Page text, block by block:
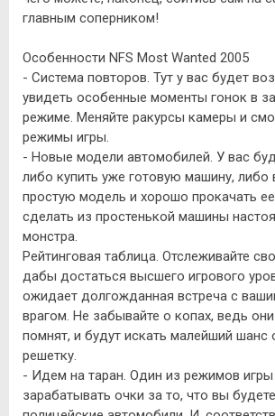
главным соперником!
Особенности NFS Most Wanted 2005
- Система повторов. Тут у вас будет
увидеть особенные моменты гонок в
режиме. Меняйте ракурсы камеры и
режимы игры.
- Новые модели автомобилей. У вас
либо купить уже готовую машину, либо
простую модель и хорошо прокачать
сделать из простенькой машины
монстра.
Рейтинговая таблица. Отслеживайте
дабы достаться высшего игрового
ожидает долгожданная встреча с
врагом. Не забывайте о копах, ведь
помнят, и будут искать малейший шанс
решетку.
- Идем на таран. Один из режимов
зарабатывать очки за то, что вы